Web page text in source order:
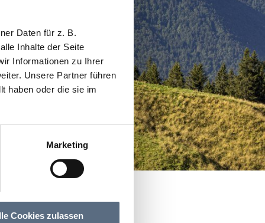
Daten für z. B.
Inhalte der Seite
Informationen zu Ihrer
Unsere Partner führen
haben oder die sie im
Marketing
Cookies zulassen